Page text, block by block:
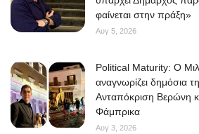
φαίνεται στην πράξη»
Αυγ 5, 2026
Political Maturity: Ο
αναγνωρίζει δημόσια
Ανταπόκριση Βερώνη
Φάμπρικα
Αυγ 3, 2026